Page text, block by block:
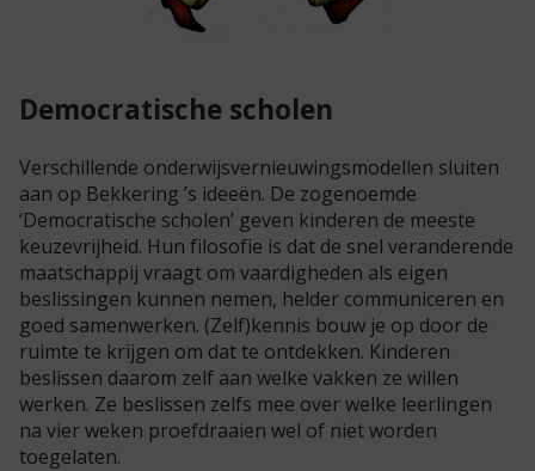
Democratische scholen
Verschillende onderwijsvernieuwingsmodellen sluiten
aan op Bekkering ’s ideeën. De zogenoemde
‘Democratische scholen’ geven kinderen de meeste
keuzevrijheid. Hun filosofie is dat de snel veranderende
maatschappij vraagt om vaardigheden als eigen
beslissingen kunnen nemen, helder communiceren en
goed samenwerken. (Zelf)kennis bouw je op door de
ruimte te krijgen om dat te ontdekken. Kinderen
beslissen daarom zelf aan welke vakken ze willen
werken. Ze beslissen zelfs mee over welke leerlingen
na vier weken proefdraaien wel of niet worden
toegelaten.